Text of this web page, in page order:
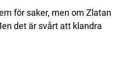
för saker, men om Zlatan
det är svårt att klandra